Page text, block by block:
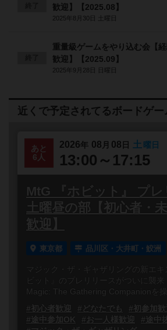
歓迎】【2025.08】
2025年8月30日 土曜日
重量級ゲームをやり込む会【
歓迎】【2025.09】
2025年9月28日 日曜日
近くで予定されてるボードゲー
あと
6人
2026年 08 月 08 日 土 曜日
13:00～17:15
MtG 『ホビット』 プレ
土曜昼の部【初心者・
歓迎】
東京都 品川区・大井町・鮫洲
マジック・ザ・ギャザリングの新エキ
ビット』のプレリリースがついに襲来
Magic: The Gathering Companionを操
#初心者歓迎
#どなたでも
#初参加歓
#途中参加OK
#お一人様歓迎
#途中